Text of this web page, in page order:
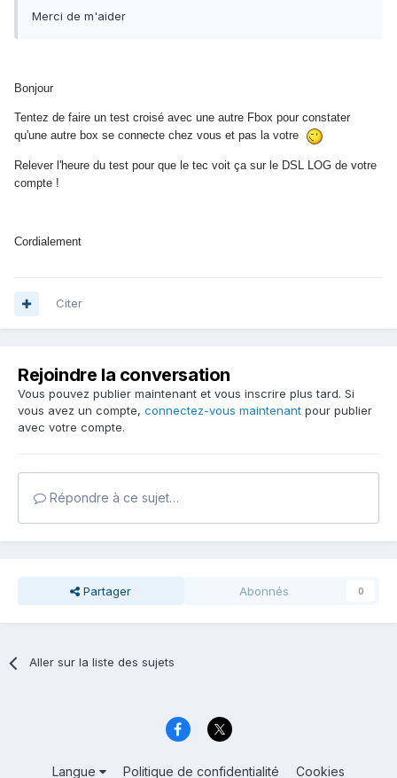
Merci de m'aider
Bonjour
Tentez de faire un test croisé avec une autre Fbox pour constater
qu'une autre box se connecte chez vous et pas la votre
Relever l'heure du test pour que le tec voit ça sur le DSL LOG de votre
compte !
Cordialement
Citer
Rejoindre la conversation
Vous pouvez publier maintenant et vous inscrire plus tard. Si
vous avez un compte, connectez-vous maintenant pour publier
avec votre compte.
Répondre à ce sujet…
Partager Abonnés 0
Aller sur la liste des sujets
Langue Politique de confidentialité Cookies